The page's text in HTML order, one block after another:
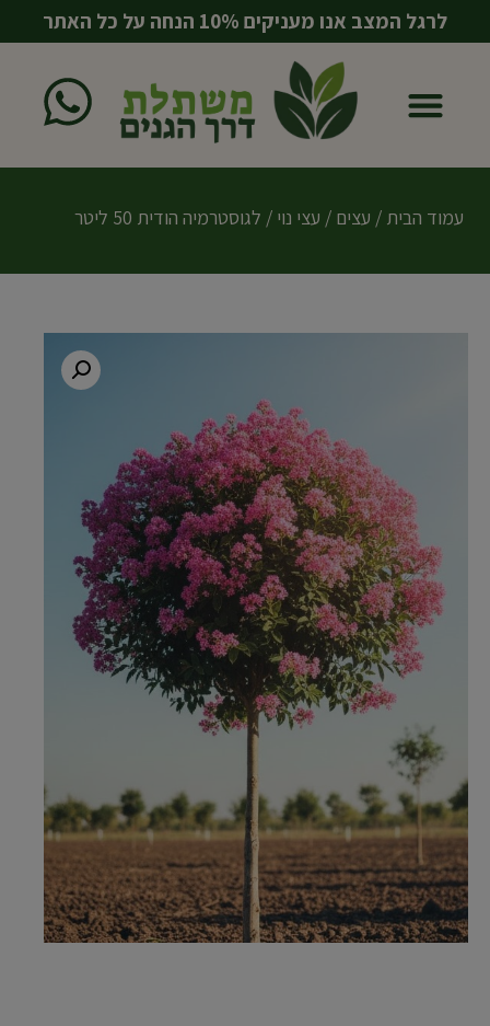
לרגל המצב אנו מעניקים 10% הנחה על כל האתר
עמוד הבית / עצים / עצי נוי / לגוסטרמיה הודית 50 ליטר